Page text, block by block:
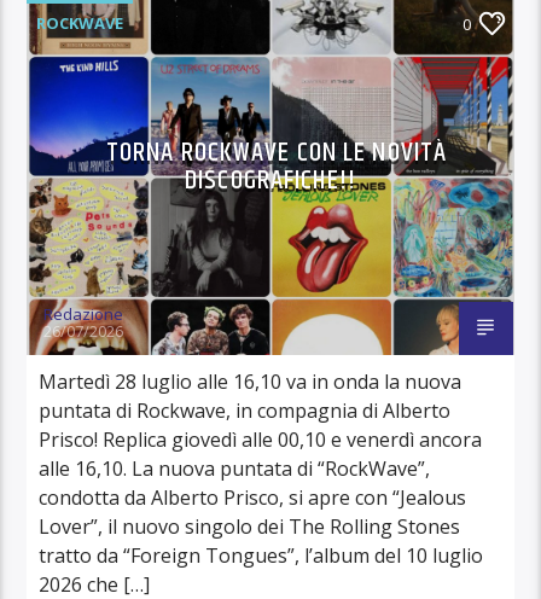
ROCKWAVE 0
TORNA ROCKWAVE CON LE NOVITÀ
DISCOGRAFICHE!!
Redazione
26/07/2026
Martedì 28 luglio alle 16,10 va in onda la nuova
puntata di Rockwave, in compagnia di Alberto
Prisco! Replica giovedì alle 00,10 e venerdì ancora
alle 16,10. La nuova puntata di “RockWave”,
condotta da Alberto Prisco, si apre con “Jealous
Lover”, il nuovo singolo dei The Rolling Stones
tratto da “Foreign Tongues”, l’album del 10 luglio
2026 che […]